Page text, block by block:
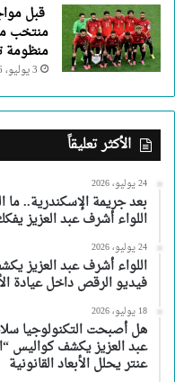
قبل
منتخب
منظومة
3 يوليو، 2026
الأكثر تعليقاً
24 يوليو، 2026
بعد جريمة الإسكندرية.. ما
اللواء أشرف عبد العزيز
24 يوليو، 2026
اللواء أشرف عبد العزيز
فيديو الرقص داخل عيادة
18 يوليو، 2026
هل أصبحت التكنولوجيا
عبد العزيز يكشف كواليس
عنتر يحلل الأبعاد القانونية